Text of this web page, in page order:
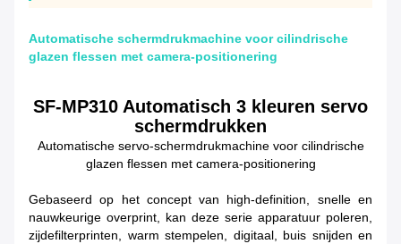
Automatische schermdrukmachine voor cilindrische
glazen flessen met camera-positionering
SF-MP310 Automatisch 3 kleuren servo
schermdrukken
Automatische servo-schermdrukmachine voor cilindrische
glazen flessen met camera-positionering
Gebaseerd op het concept van high-definition, snelle en
nauwkeurige overprint, kan deze serie apparatuur poleren,
zijdefilterprinten, warm stempelen, digitaal, buis snijden en